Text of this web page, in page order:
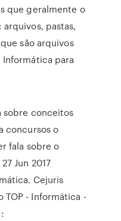
que geralmente o
pastas,
são arquivos
Informática para
sobre conceitos
concursos o
fala sobre o
Jun 2017
Cejuris
TOP - Informática -